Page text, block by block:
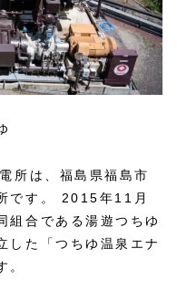
所は、福島県福島市
です。 2015年11月
組合である湯遊つちゆ
した「つちゆ温泉エナ
。